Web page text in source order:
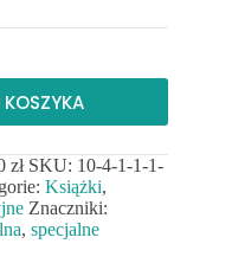
zł SKU: 10-4-1-1-1-
Książki,
Znaczniki:
, specjalne